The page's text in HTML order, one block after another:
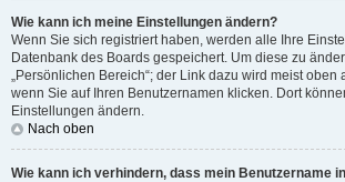
Wie kann ich meine Einstellungen ändern?
Wenn Sie sich registriert haben, werden alle Ihre
Datenbank des Boards gespeichert. Um diese zu
„Persönlichen Bereich“; der Link dazu wird meist oben
wenn Sie auf Ihren Benutzernamen klicken. Dort
Einstellungen ändern.
Nach oben
Wie kann ich verhindern, dass mein Benutzername